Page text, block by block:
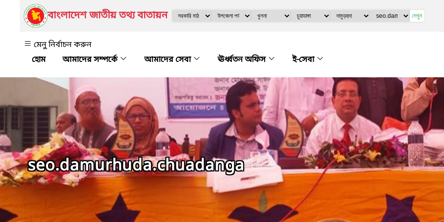
বাংলাদেশ জাতীয় তথ্য বাতায়ন দেখুন
মেনু নির্বাচন করুন
আমাদের সম্পর্কে
আমাদের সেবা ঊর্ধ্বতন অফিস ই-সেবা
seo.damurhuda.chuadanga